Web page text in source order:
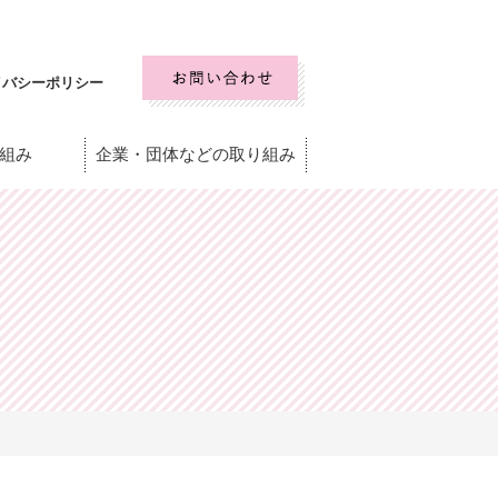
シーポリシー
み 企業・団体などの取り組み